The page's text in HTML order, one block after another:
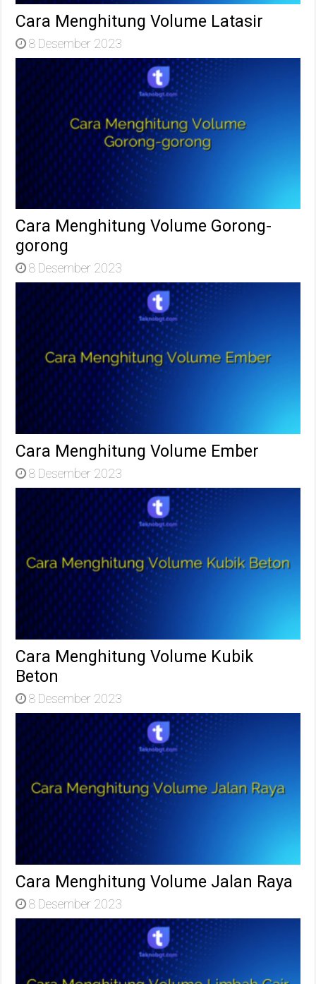
Cara Menghitung Volume Latasir
8 Desember 2023
Cara Menghitung Volume Gorong-
gorong
8 Desember 2023
Cara Menghitung Volume Ember
8 Desember 2023
Cara Menghitung Volume Kubik
Beton
8 Desember 2023
Cara Menghitung Volume Jalan Raya
8 Desember 2023